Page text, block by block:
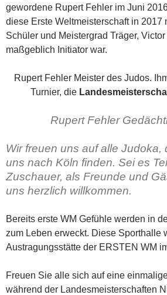
gewordene Rupert Fehler im Juni
diese Erste Weltmeisterschaft in 2017
Schüler und Meistergrad Träger,
maßgeblich Initiator war.
Rupert Fehler Meister des Judos.
Turnier, die
Rupert Fehler
Wir freuen uns auf alle Judoka,
uns nach Köln finden. Sei es
Zuschauer, als Freunde und
uns herzlich willkommen.
Bereits erste WM Gefühle werden in
zum Leben erweckt. Diese Sporthalle
Austragungsstätte der ERSTEN WM
Freuen Sie alle sich auf eine
während der Landesmeisterschaften